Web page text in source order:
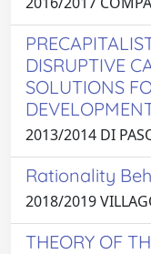
DISRUPTIVE
SOLUTIONS
2013/2014 DI
Rationality
2018/2019
THEORY OF